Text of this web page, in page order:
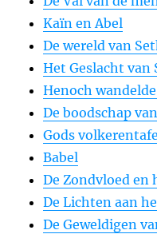
Kaïn en Abel
De wereld van
Het Geslacht van
Henoch
De boodschap
Gods
Babel
De Zondvloed en
De Lichten aan
De Geweldigen